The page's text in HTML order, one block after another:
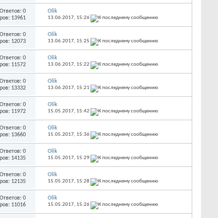
Ответов: 0
13961
Olik
13.06.2017, 15:26
Ответов: 0
12073
Olik
13.06.2017, 15:25
Ответов: 0
11572
Olik
13.06.2017, 15:22
Ответов: 0
13332
Olik
13.06.2017, 15:21
Ответов: 0
11972
Olik
15.05.2017, 15:42
Ответов: 0
13660
Olik
15.05.2017, 15:36
Ответов: 0
14135
Olik
15.05.2017, 15:29
Ответов: 0
12135
Olik
15.05.2017, 15:28
Ответов: 0
11016
Olik
15.05.2017, 15:26